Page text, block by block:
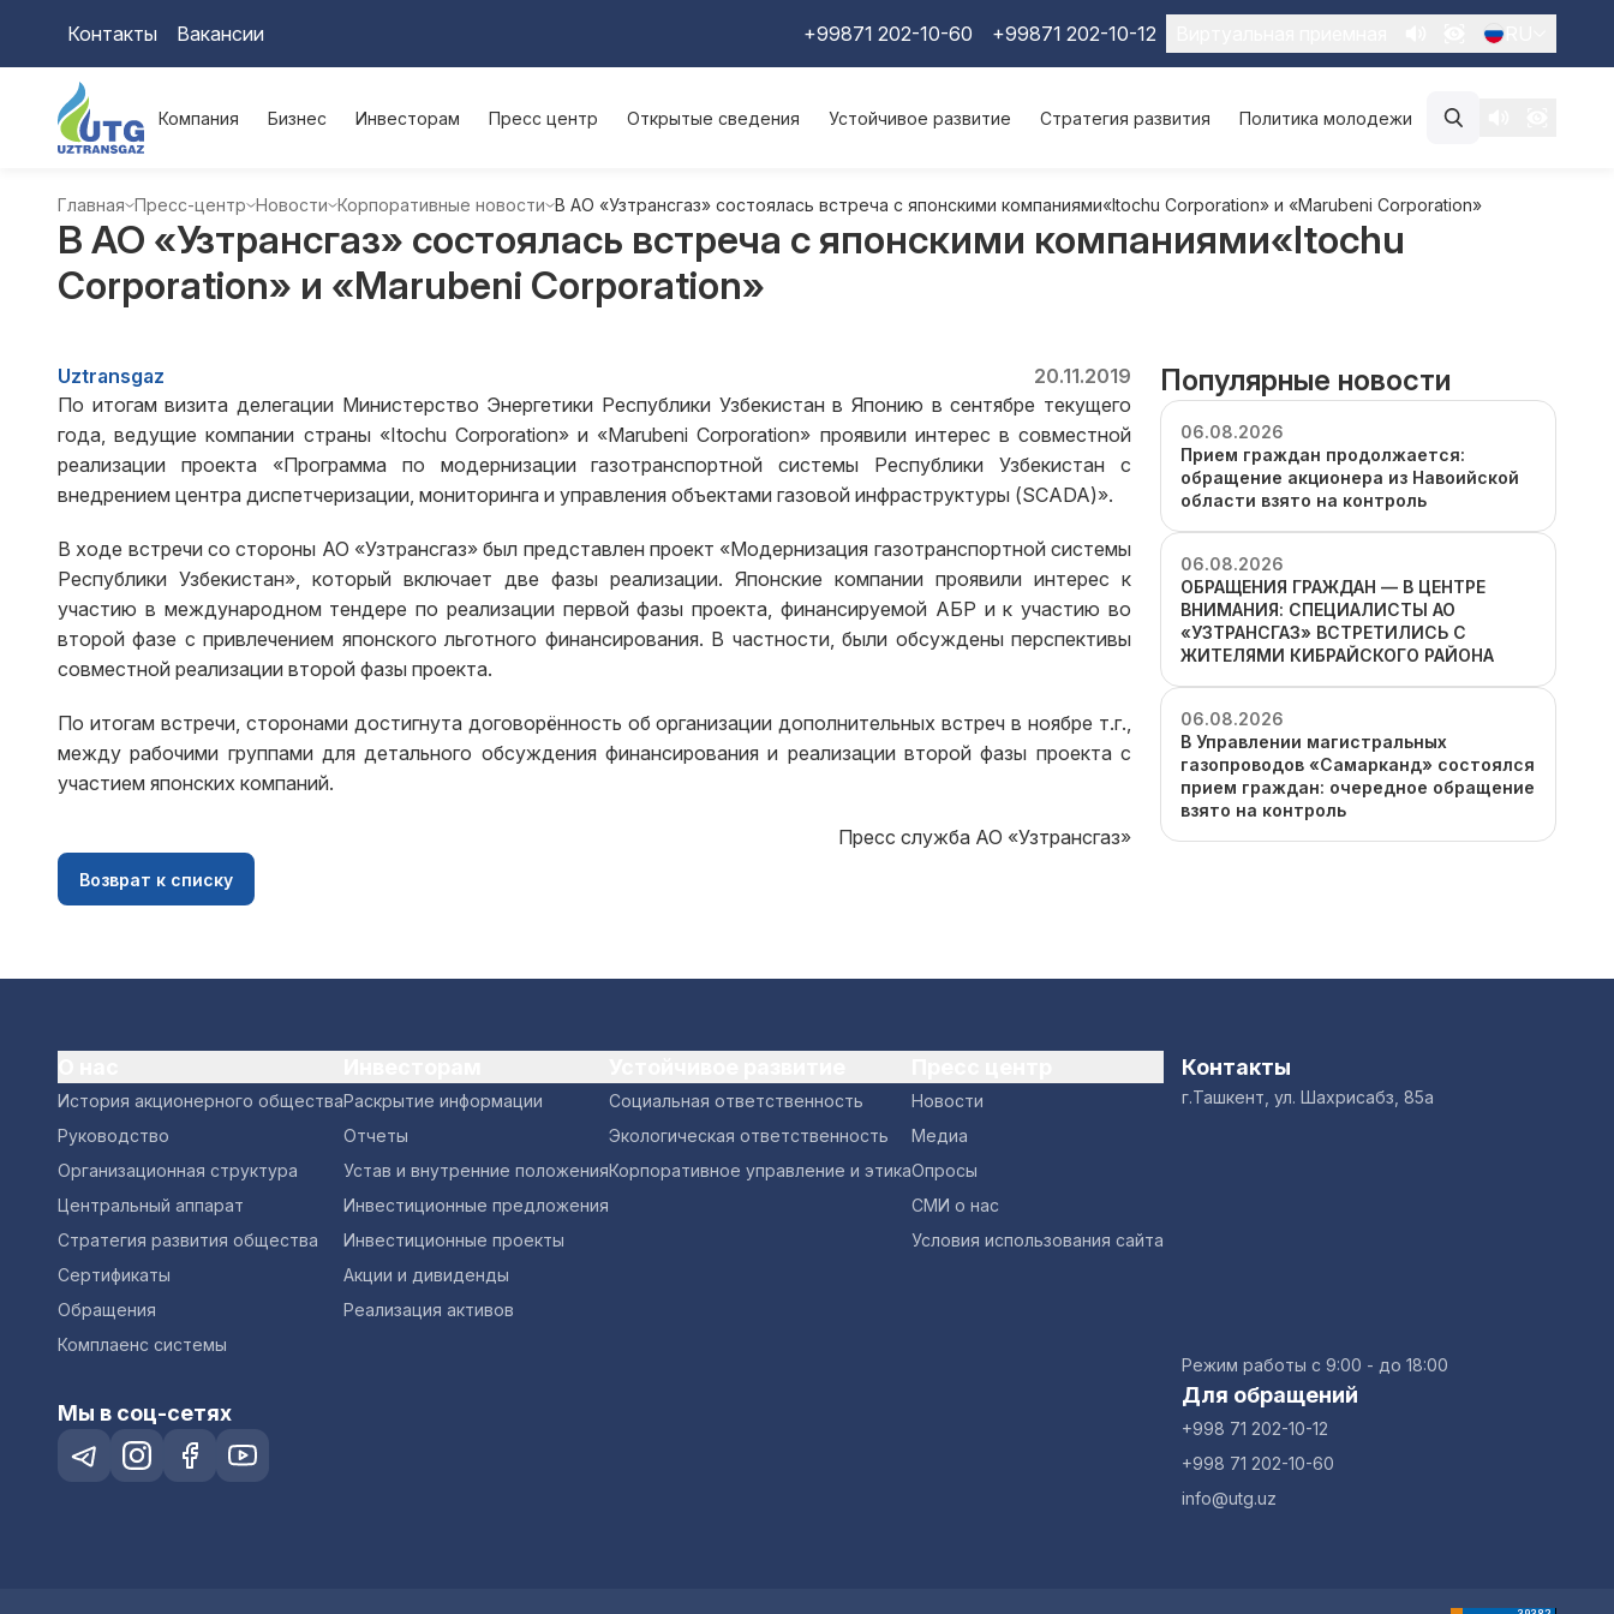
Контакты Вакансии +99871 202-10-60 +99871 202-10-12
Компания Бизнес Инвесторам Пресс центр Открытые сведения Устойчивое развитие Стратегия развития Политика молодежи
Главная Пресс-центр Новости Корпоративные новости В АО «Узтрансгаз» состоялась встреча с японскими компаниями«Itochu Corporation» и «Marubeni Corporation»
В АО «Узтрансгаз» состоялась встреча с японскими компаниями«Itochu
Corporation» и «Marubeni Corporation»
Uztransgaz
20.11.2019
По итогам визита делегации Министерство Энергетики Республики Узбекистан в Японию в сентябре текущего
года, ведущие компании страны «Itochu Corporation» и «Marubeni Corporation» проявили интерес в совместной
реализации проекта «Программа по модернизации газотранспортной системы Республики Узбекистан с
внедрением центра диспетчеризации, мониторинга и управления объектами газовой инфраструктуры (SCADA)».
В ходе встречи со стороны АО «Узтрансгаз» был представлен проект «Модернизация газотранспортной системы
Республики Узбекистан», который включает две фазы реализации. Японские компании проявили интерес к
участию в международном тендере по реализации первой фазы проекта, финансируемой АБР и к участию во
второй фазе с привлечением японского льготного финансирования. В частности, были обсуждены перспективы
совместной реализации второй фазы проекта.
По итогам встречи, сторонами достигнута договорённость об организации дополнительных встреч в ноябре т.г.,
между рабочими группами для детального обсуждения финансирования и реализации второй фазы проекта с
участием японских компаний.
Пресс служба АО «Узтрансгаз»
Возврат к списку
Популярные новости
06.08.2026
Прием граждан продолжается:
обращение акционера из Навоийской
области взято на контроль
06.08.2026
ОБРАЩЕНИЯ ГРАЖДАН — В ЦЕНТРЕ
ВНИМАНИЯ: СПЕЦИАЛИСТЫ АО
«УЗТРАНСГАЗ» ВСТРЕТИЛИСЬ С
ЖИТЕЛЯМИ КИБРАЙСКОГО РАЙОНА
06.08.2026
В Управлении магистральных
газопроводов «Самарканд» состоялся
прием граждан: очередное обращение
взято на контроль
История акционерного общества
Руководство
Организационная структура
Центральный аппарат
Стратегия развития общества
Сертификаты
Обращения
Комплаенс системы
Раскрытие информации
Отчеты
Устав и внутренние положения
Инвестиционные предложения
Инвестиционные проекты
Акции и дивиденды
Реализация активов
Социальная ответственность
Экологическая ответственность
Корпоративное управление и этика
Новости
Медиа
Опросы
СМИ о нас
Условия использования сайта
Мы в соц-сетях
Контакты
г.Ташкент, ул. Шахрисабз, 85а
Режим работы с 9:00 - до 18:00
Для обращений
+998 71 202-10-12
+998 71 202-10-60
info@utg.uz